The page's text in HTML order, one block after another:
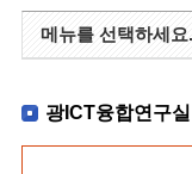
메뉴를 선택하세요.
광ICT융합연구실